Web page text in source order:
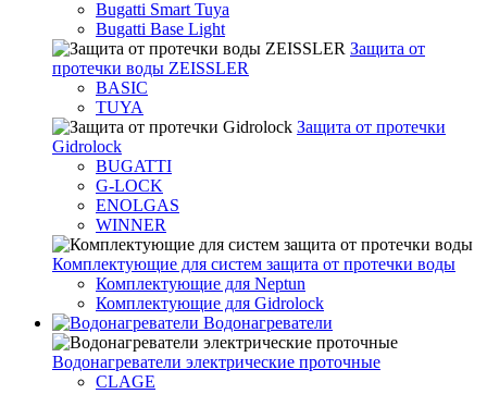
Bugatti Smart Tuya
Bugatti Base Light
Защита от
протечки воды ZEISSLER
BASIC
TUYA
Защита от протечки
Gidrolock
BUGATTI
G-LOCK
ENOLGAS
WINNER
Комплектующие для систем защита от протечки воды
Комплектующие для Neptun
Комплектующие для Gidrolock
Водонагреватели
Водонагреватeли электрические проточные
CLAGE